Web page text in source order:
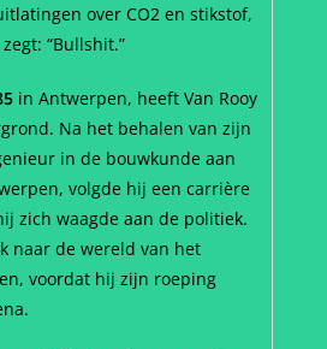
over CO2 en stikstof,
“Bullshit.”
in Antwerpen, heeft Van Rooy
Na het behalen van zijn
in de bouwkunde aan
volgde hij een carrière
zich waagde aan de politiek.
naar de wereld van het
voordat hij zijn roeping